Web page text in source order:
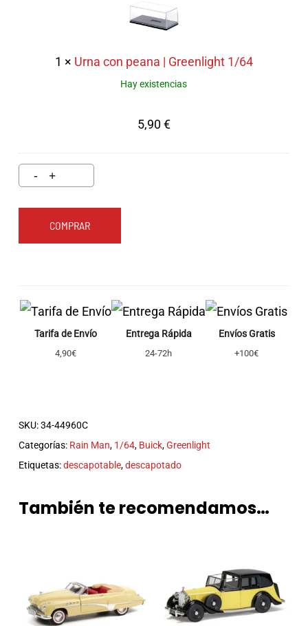
peana
Greenlight
1/64
1 × Urna con peana | Greenlight 1/64
Hay existencias
5,90€
COMPRAR
Tarifa de Envío
4,90€
Entrega Rápida
24-72h
Envíos Gratis
+100€
SKU:34-44960C
Categorías: Rain Man, 1/64, Buick,Greenlight
Etiquetas:descapotable,descapotado
También te recomendamos…